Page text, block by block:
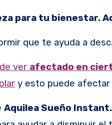
para tu bienestar.
que te ayuda a
ver afectado en
y esto puede afectar
Aquilea Sueño Instant.